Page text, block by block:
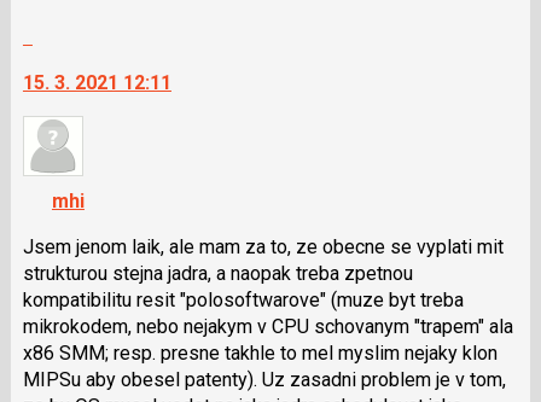
názor
další
nový
názor.
navigaci
lze
použít
i
klávesy
N
pro
následující
15. 3. 2021 12:11
mhi
Jsem jenom laik, ale mam za to, ze obecne se vyplati mit
strukturou stejna jadra, a naopak treba zpetnou
kompatibilitu resit "polosoftwarove" (muze byt treba
mikrokodem, nebo nejakym v CPU schovanym "trapem" ala
x86 SMM; resp. presne takhle to mel myslim nejaky klon
MIPSu aby obesel patenty). Uz zasadni problem je v tom,